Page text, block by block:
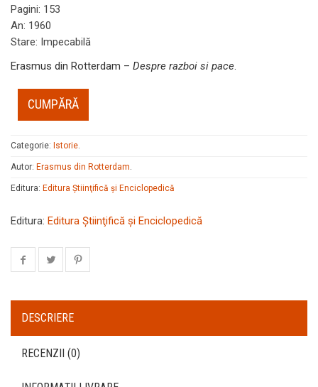
Pagini: 153
An: 1960
Stare: Impecabilă
Erasmus din Rotterdam – Despre razboi si pace.
CUMPĂRĂ
Categorie: Istorie
Autor: Erasmus din Rotterdam
Editura: Editura Ştiinţifică şi Enciclopedică
Editura: Editura Ştiinţifică şi Enciclopedică
DESCRIERE
RECENZII (0)